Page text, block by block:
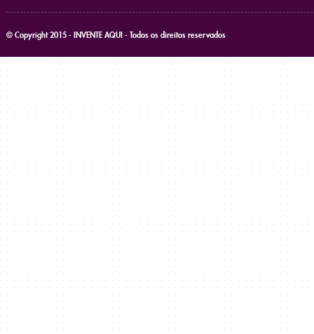
© Copyright 2015 - INVENTE AQUI - Todos os direitos reservados